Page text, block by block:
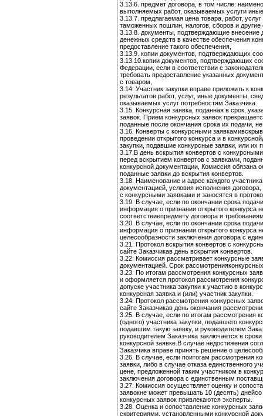
3.13.6. предмет договора, в том числе:
выполняемых работ, оказываемых услуги
3.13.7. предлагаемая цена товара, работ,
таможенных пошлин, налогов, сборов и другие
3.13.8. документы, подтверждающие внесение
денежных средств в качестве обеспечения
предоставление такого обеспечения,
3.13.9. копии документов, подтверждающих
3.13.10.копии документов, подтверждающих
Федерации, если в соответствии с
требовать предоставление указанных
с товаром,
3.14. Участник закупки вправе приложить к
результатов работ, услуг, иные документы,
оказываемых услуг потребностям Заказчика.
3.15. Конкурсная заявка, поданная в срок,
заявок. Прием конкурсных заявок
поданные после окончания срока их подачи,
3.16. Конверты с конкурсными
проведении открытого конкурса и в
закупки, подавшие конкурсные заявки, или их
3.17.В день вскрытия конвертов с
перед вскрытием конвертов с заявками,
конкурсной документации, Комиссия обязана
поданные заявки до вскрытия конвертов.
3.18. Наименование и адрес каждого
документацией, условия исполнения
с конкурсными заявками и заносятся в
3.19. В случае, если по окончании срока
информация о признании открытого конкурса
соответствиепредмету договора и
3.20. В случае, если по окончании срока
информация о признании открытого конкурса
целесообразности заключения договора с
3.21. Протокол вскрытия конвертов с
сайте Заказчикав день вскрытия конвертов.
3.22. Комиссия рассматривает конкурсные
документацией. Срок
3.23. По итогам рассмотрения конкурсных
и оформляется протокол рассмотрения
допуске участника закупки к участию в
конкурсная заявка и (или) участник закупки.
3.24. Протокол рассмотрения конкурсных
сайте Заказчикав день окончания
3.25. В случае, если по итогам рассмотрения
(одного) участника закупки, подавшего
подавшим такую заявку, и руководителем
руководителем Заказчика заключается в
конкурсной заявке.В случае недостижения
Заказчика вправе принять решение о
3.26. В случае, если поитогам рассмотрения
заявки, либо в случае отказа единственного
цене, предложенной таким участником в
заключения договора с единственным
3.27. Комиссия осуществляет оценку и
заявокне может превышать 10 (десять)
конкурсных заявок привлекаются эксперты.
3.28. Оценка и сопоставление конкурсных
скритериями, установленными конкурсной